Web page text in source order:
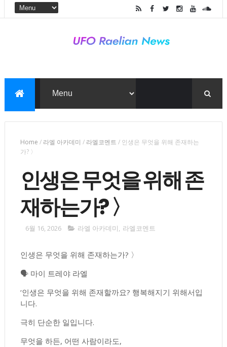
Home / 라엘 아카데미 / 라엘코멘트 / 인생은 무엇을 위해 존재하는
가? 〉
인생은 무엇을 위해 존
재하는가? 〉
6월 16, 2026 라엘 아카데미, 라엘코멘트
인생은 무엇을 위해 존재하는가? 〉
🗣 마이 트레야 라엘
‘인생은 무엇을 위해 존재할까요? 행복해지기 위해서입
니다.
극히 단순한 일입니다.
무엇을 하든, 어떤 사람이라도,